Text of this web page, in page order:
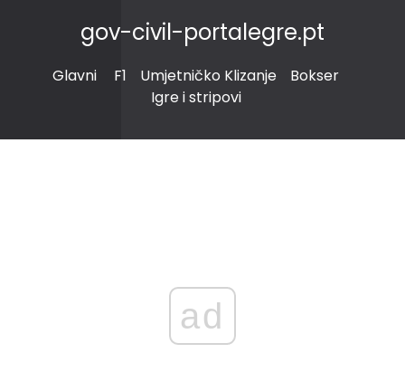
gov-civil-portalegre.pt
Glavni F1 Umjetničko Klizanje
Bokser
Igre i stripovi
ad